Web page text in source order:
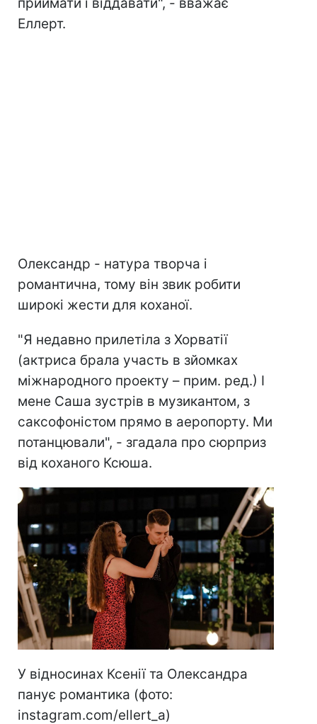
приймати і віддавати", - вважає
Еллерт.
Олександр - натура творча і
романтична, тому він звик робити
широкі жести для коханої.
"Я недавно прилетіла з Хорватії
(актриса брала участь в зйомках
міжнародного проекту – прим. ред.) І
мене Саша зустрів в музикантом, з
саксофоністом прямо в аеропорту. Ми
потанцювали", - згадала про сюрприз
від коханого Ксюша.
У відносинах Ксенії та Олександра
панує романтика (фото:
instagram.com/ellert_a)